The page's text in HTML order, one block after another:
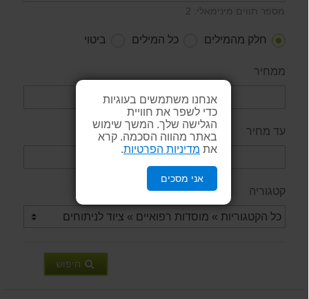
אנחנו משתמשים בעוגיות
כדי לשפר את חוויית
הגלישה שלך. המשך שימוש
באתר מהווה הסכמה. קרא
את מדיניות הפרטיות.
אני מסכים
מספר תווים מינימאלי: 2
חלק מהמילים כל המילים ביטוי
ממחיר
עד מחיר
קטגוריה
חיפוש